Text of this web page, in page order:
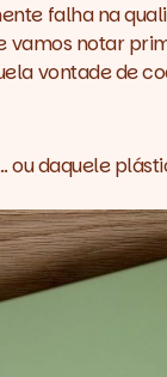
falha na
vamos notar
vontade de
ou daquele